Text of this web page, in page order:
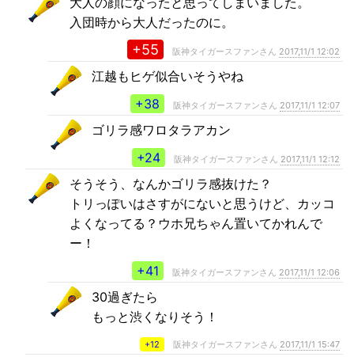
入団時から大人だったのに。
+55 阪神タイガースファンさん 2017,11/1 12:02
江越もヒゲ似合いそうやね
+38
阪神タイガースファンさん 2017,11/1 12:07
ゴリラ感ワロタラアカン
+24
阪神タイガースファンさん 2017,11/1 12:12
そうそう、なんかゴリラ感抜けた？
トリっぽいはさすがにないと思うけど、カッコ
よくなってる？ウホ兄ちゃん置いてかれんで
ー！
+41
阪神タイガースファンさん 2017,11/1 12:06
30過ぎたら
もっと渋くなりそう！
+12 阪神タイガースファンさん 2017,11/1 15:47